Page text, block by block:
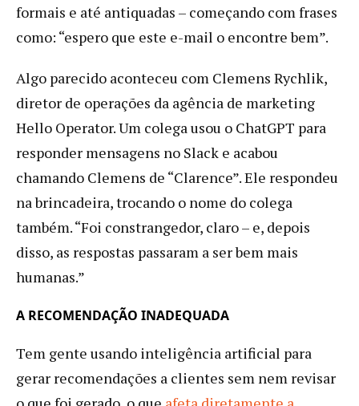
formais e até antiquadas – começando com frases
como: “espero que este e-mail o encontre bem”.
Algo parecido aconteceu com Clemens Rychlik,
diretor de operações da agência de marketing
Hello Operator. Um colega usou o ChatGPT para
responder mensagens no Slack e acabou
chamando Clemens de “Clarence”. Ele respondeu
na brincadeira, trocando o nome do colega
também. “Foi constrangedor, claro – e, depois
disso, as respostas passaram a ser bem mais
humanas.”
A RECOMENDAÇÃO INADEQUADA
Tem gente usando inteligência artificial para
gerar recomendações a clientes sem nem revisar